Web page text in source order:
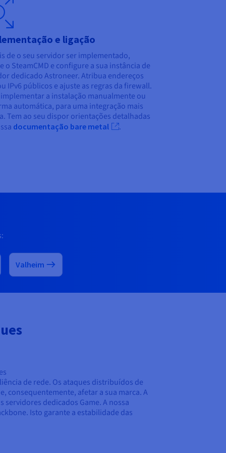
e ligação
de o seu servidor ser implementado,
o SteamCMD e configure a sua instância de
dedicado Astroneer. Atribua endereços
IPv6 públicos e ajuste as regras da firewall.
a instalação manualmente ou
automática, para uma integração mais
Tem ao seu dispor orientações detalhadas
documentação bare metal .
Valheim
de rede. Os ataques distribuídos de
consequentemente, afetar a sua marca. A
servidores dedicados Game. A nossa
Isto garante a estabilidade das